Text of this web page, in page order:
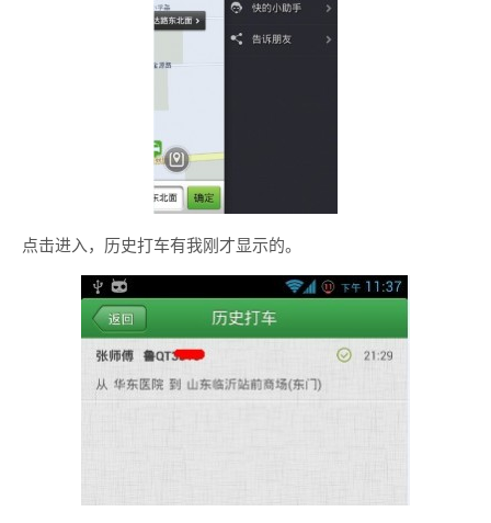
点击进入，历史打车有我刚才显示的。